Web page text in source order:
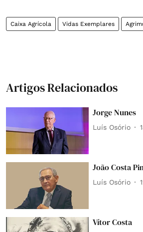
Caixa Agrícola Vidas Exemplares
Artigos Relacionados
Jorge Nunes
Luís Osório
João Costa
Luís Osório
Vítor Costa